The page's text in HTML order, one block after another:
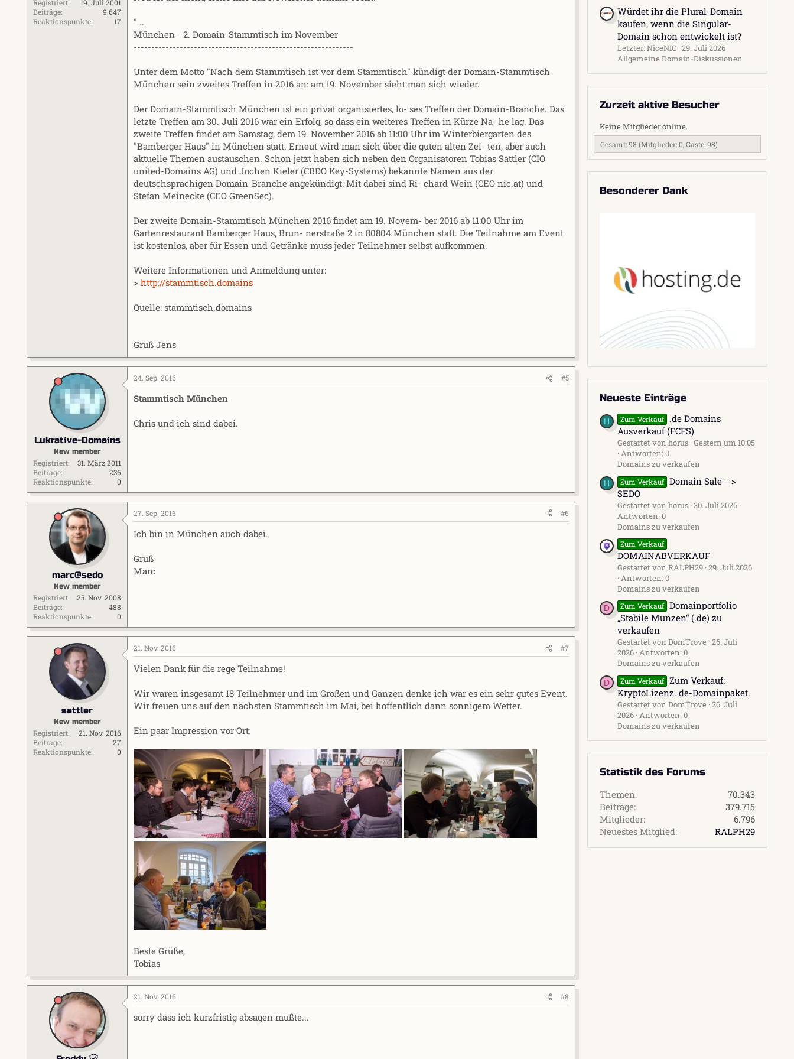
Registriert
19. Juli 2001
Beiträge
9.647
Reaktionspunkte
17
"...
München - 2. Domain-Stammtisch im November
--------------------------------------------------------------
Unter dem Motto "Nach dem Stammtisch ist vor dem Stammtisch" kündigt der Domain-Stammtisch
München sein zweites Treffen in 2016 an: am 19. November sieht man sich wieder.
Der Domain-Stammtisch München ist ein privat organisiertes, lo- ses Treffen der Domain-Branche. Das
letzte Treffen am 30. Juli 2016 war ein Erfolg, so dass ein weiteres Treffen in Kürze Na- he lag. Das
zweite Treffen findet am Samstag, dem 19. November 2016 ab 11:00 Uhr im Winterbiergarten des
"Bamberger Haus" in München statt. Erneut wird man sich über die guten alten Zei- ten, aber auch
aktuelle Themen austauschen. Schon jetzt haben sich neben den Organisatoren Tobias Sattler (CIO
united-Domains AG) und Jochen Kieler (CBDO Key-Systems) bekannte Namen aus der
deutschsprachigen Domain-Branche angekündigt: Mit dabei sind Ri- chard Wein (CEO nic.at) und
Stefan Meinecke (CEO GreenSec).
Der zweite Domain-Stammtisch München 2016 findet am 19. Novem- ber 2016 ab 11:00 Uhr im
Gartenrestaurant Bamberger Haus, Brun- nerstraße 2 in 80804 München statt. Die Teilnahme am Event
ist kostenlos, aber für Essen und Getränke muss jeder Teilnehmer selbst aufkommen.
Weitere Informationen und Anmeldung unter:
> http://stammtisch.domains
Quelle: stammtisch.domains
Gruß Jens
Lukrative-Domains
New member
Registriert
31. März 2011
Beiträge
236
Reaktionspunkte
0
24. Sep. 2016 #5
Stammtisch München
Chris und ich sind dabei.
marc@sedo
New member
Registriert
25. Nov. 2008
Beiträge
488
Reaktionspunkte
0
27. Sep. 2016 #6
Ich bin in München auch dabei.
Gruß
Marc
sattler
New member
Registriert
21. Nov. 2016
Beiträge
27
Reaktionspunkte
0
21. Nov. 2016 #7
Vielen Dank für die rege Teilnahme!
Wir waren insgesamt 18 Teilnehmer und im Großen und Ganzen denke ich war es ein sehr gutes Event.
Wir freuen uns auf den nächsten Stammtisch im Mai, bei hoffentlich dann sonnigem Wetter.
Ein paar Impression vor Ort:
Beste Grüße,
Tobias
21. Nov. 2016 #8
sorry dass ich kurzfristig absagen mußte...
Würdet ihr die Plural-Domain
kaufen, wenn die Singular-
Domain schon entwickelt ist?
Letzter: NiceNIC 29. Juli 2026
Allgemeine Domain-Diskussionen
Zurzeit aktive Besucher
Keine Mitglieder online.
Gesamt: 98 (Mitglieder: 0, Gäste: 98)
Besonderer Dank
Neueste Einträge
H Zum Verkauf
.de Domains
Ausverkauf (FCFS)
Gestartet von horus Gestern um 10:05
Antworten: 0
Domains zu verkaufen
H Zum Verkauf Domain Sale -->
SEDO
Gestartet von horus 30. Juli 2026
Antworten: 0
Domains zu verkaufen
Zum Verkauf
DOMAINABVERKAUF
Gestartet von RALPH29 29. Juli 2026
Antworten: 0
Domains zu verkaufen
D Zum Verkauf Domainportfolio
„Stabile Munzen“ (.de) zu
verkaufen
Gestartet von DomTrove 26. Juli
2026 Antworten: 0
Domains zu verkaufen
D Zum Verkauf Zum Verkauf:
KryptoLizenz. de-Domainpaket.
Gestartet von DomTrove 26. Juli
2026 Antworten: 0
Domains zu verkaufen
Statistik des Forums
Themen
70.343
Beiträge
379.715
Mitglieder
6.796
Neuestes Mitglied
RALPH29